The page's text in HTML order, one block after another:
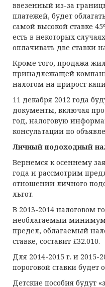
ввезенный из-за
платежей, будет
самой высокой ставке
есть в некоторых
оплачивать две ставки
Кроме того, продажа
принадлежащей
налогом на прирост
11 декабря 2012 года
документы, включая
год, налоговую
консультации по
Личный подоходный
Вернемся к осеннему
года и рассмотрим
отношении личного
льгот.
В 2013-2014 налоговом
необлагаемый минимум
предел, облагаемый
ставке, составит £32.010.
Для 2014-2015 г. и
пороговой ставки будет
Детские пособия будут